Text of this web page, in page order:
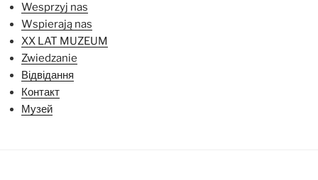
Wesprzyj nas
Wspierają nas
XX LAT MUZEUM
Zwiedzanie
Відвідання
Контакт
Музей